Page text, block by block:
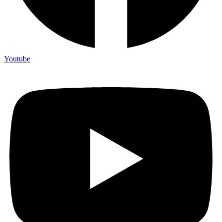
Youtube